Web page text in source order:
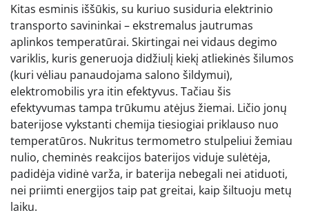
Kitas esminis iššūkis, su kuriuo susiduria elektrinio
transporto savininkai – ekstremalus jautrumas
aplinkos temperatūrai. Skirtingai nei vidaus degimo
variklis, kuris generuoja didžiulį kiekį atliekinės šilumos
(kuri vėliau panaudojama salono šildymui),
elektromobilis yra itin efektyvus. Tačiau šis
efektyvumas tampa trūkumu atėjus žiemai. Ličio jonų
baterijose vykstanti chemija tiesiogiai priklauso nuo
temperatūros. Nukritus termometro stulpeliui žemiau
nulio, cheminės reakcijos baterijos viduje sulėtėja,
padidėja vidinė varža, ir baterija nebegali nei atiduoti,
nei priimti energijos taip pat greitai, kaip šiltuoju metų
laiku.